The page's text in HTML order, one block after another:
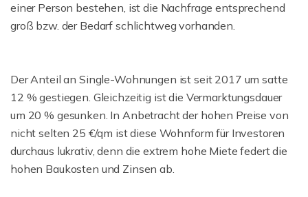
einer Person bestehen, ist die Nachfrage entsprechend
groß bzw. der Bedarf schlichtweg vorhanden.
Der Anteil an Single-Wohnungen ist seit 2017 um satte
12 % gestiegen. Gleichzeitig ist die Vermarktungsdauer
um 20 % gesunken. In Anbetracht der hohen Preise von
nicht selten 25 €/qm ist diese Wohnform für Investoren
durchaus lukrativ, denn die extrem hohe Miete federt die
hohen Baukosten und Zinsen ab.